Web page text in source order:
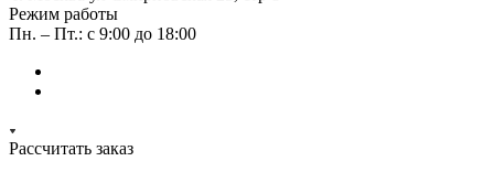
Режим работы
Пн. – Пт.: с 9:00 до 18:00
Рассчитать заказ